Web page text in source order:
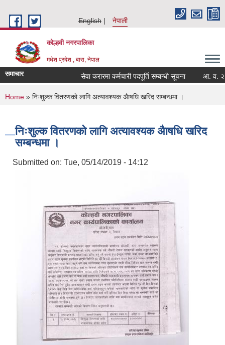
English
नेपाली
कोल्हवी नगरपालिका
मधेश प्रदेश , बारा, नेपाल
समाचार सेवा करारमा कर्मचारी पदपूर्ति सम्बन्धी सूचना आ. व.
You are here
Home » निःशुल्क वितरणकाे लागि अत्यावश्यक अैाषधि खरिद सम्बन्धमा ।
निःशुल्क वितरणकाे लागि अत्यावश्यक अैाषधि खरिद
सम्बन्धमा ।
Submitted on: Tue, 05/14/2019 - 14:12